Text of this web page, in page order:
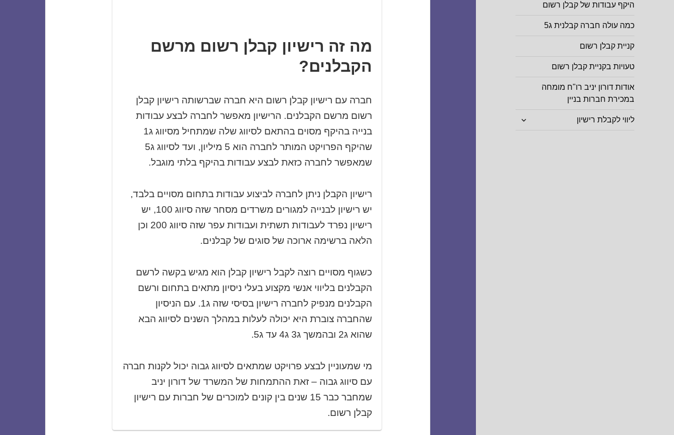
היקף עבודות של קבלן רשום
כמה עולה חברה קבלנית ג5
קניית קבלן רשום
טעויות בקניית קבלן רשום
אודות דורון יניב רו"ח מומחה
במכירת חברות בניין
ליווי לקבלת רישיון
תפריט
מה זה רישיון קבלן רשום מרשם
הקבלנים?
חברה עם רישיון קבלן רשום היא חברה שברשותה רישיון קבלן
רשום מרשם הקבלנים. הרישיון מאפשר לחברה לבצע עבודות
בנייה בהיקף מסוים בהתאם לסיווג שלה שמתחיל מסיווג ג1
שהיקף הפרויקט המותר לחברה הוא 5 מיליון, ועד לסיווג ג5
שמאפשר לחברה כזאת לבצע עבודות בהיקף בלתי מוגבל.
רישיון הקבלן ניתן לחברה לביצוע עבודות בתחום מסויים בלבד,
יש רישיון לבנייה למגורים משרדים מסחר שזה סיווג 100, יש
רישיון נפרד לעבודות תשתית ועבודות עפר שזה סיווג 200 וכן
הלאה ברשימה ארוכה של סוגים של קבלנים.
כשגוף מסויים רוצה לקבל רישיון קבלן הוא מגיש בקשה לרשם
הקבלנים בליווי אנשי מקצוע בעלי ניסיון מתאים בתחום ורשם
הקבלנים מנפיק לחברה רישיון בסיסי שזה ג1. עם הניסיון
שהחברה צוברת היא יכולה לעלות במהלך השנים לסיווג הבא
שהוא ג2 ובהמשך ג3 ג4 עד ג5.
מי שמעוניין לבצע פרויקט שמתאים לסיווג גבוה יכול לקנות חברה
עם סיווג גבוה – זאת ההתמחות של המשרד של דורון יניב
שמחבר כבר 15 שנים בין קונים למוכרים של חברות עם רישיון
קבלן רשום.